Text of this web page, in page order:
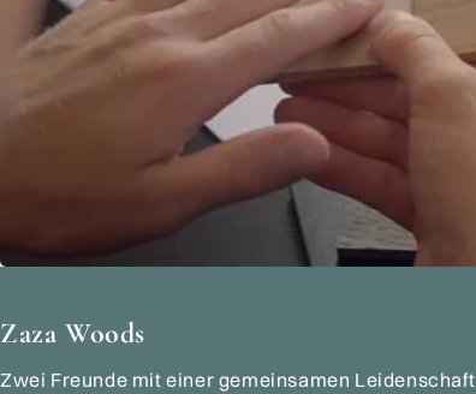
Zaza Woods
Zwei Freunde mit einer gemeinsamen Leidenschaft